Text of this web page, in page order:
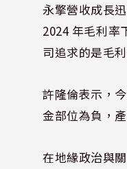
永擎營收成長
2024 年毛利率
司追求的是毛
許隆倫表示，
金部位為負，
在地緣政治與